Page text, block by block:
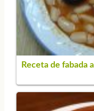
Receta de fabada